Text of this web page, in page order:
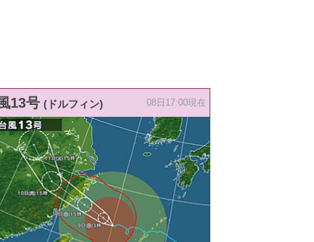
13号 (ドルフィン) 08日17:00現在